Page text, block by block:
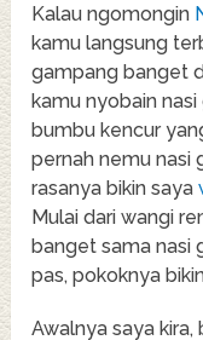
Kalau ngomongin
kamu langsung
gampang banget
kamu nyobain
bumbu kencur
pernah nemu nasi
rasanya bikin saya
Mulai dari wangi
banget sama nasi
pas, pokoknya
Awalnya saya